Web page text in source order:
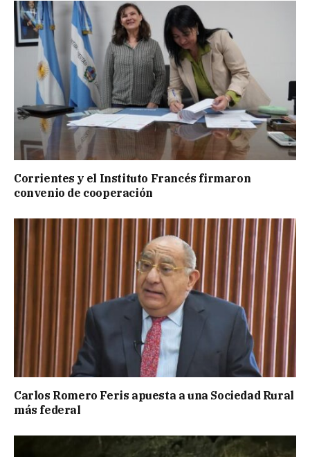
Corrientes y el Instituto Francés firmaron
convenio de cooperación
Carlos Romero Feris apuesta a una Sociedad Rural
más federal